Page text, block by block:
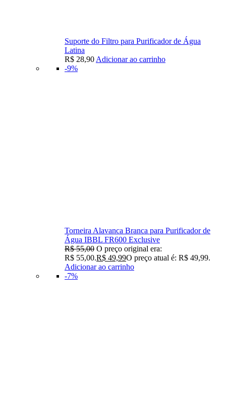
Suporte do Filtro para Purificador de Água
Latina
R$ 28,90 Adicionar ao carrinho
-9%
Torneira Alavanca Branca para Purificador de
Água IBBL FR600 Exclusive
R$55,00 O preço original era:
R$ 55,00.R$ 49,99O preço atual é: R$ 49,99.
Adicionar ao carrinho
-7%